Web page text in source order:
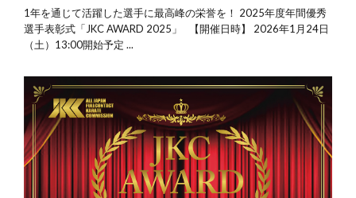
1年を通じて活躍した選手に最高峰の栄誉を！ 2025年度年間優秀
選手表彰式「JKC AWARD 2025」 【開催日時】 2026年1月24日
（土）13:00開始予定 ...